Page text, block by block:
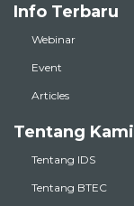
Info Terbaru
Webinar
Event
Articles
Tentang Kami
Tentang IDS
Tentang BTEC